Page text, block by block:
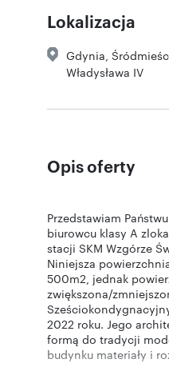
Lokalizacja
Gdynia
Władysława IV
Opis oferty
Przedstawiam
biurowcu klasy A
stacji SKM Wzgórze
Niniejsza
500m2, jednak
zwiększona/
2022 roku. Jego
formą do tradycji
budynku materiały i